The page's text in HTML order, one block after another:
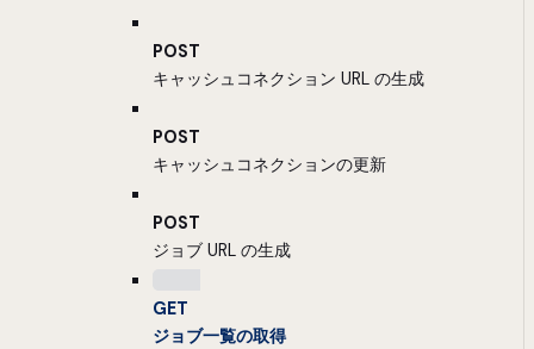
POST
キャッシュコネクション URL の生成
POST
キャッシュコネクションの更新
POST
ジョブ URL の生成
GET
ジョブ一覧の取得